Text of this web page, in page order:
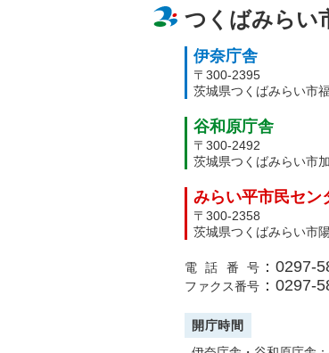
つくばみらい
伊奈庁舎
〒300-2395
茨城県つくばみらい市
谷和原庁舎
〒300-2492
茨城県つくばみらい市
みらい平市民セン
〒300-2358
茨城県つくばみらい市
電話番号 ：0297-
ファクス番号 ：0297-
開庁時間